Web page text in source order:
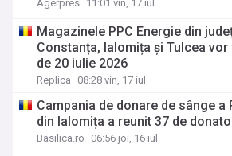
Agerpres 11:01 vin, 17 iul
Magazinele PPC Energie din
Constanța, Ialomița și Tulcea
de 20 iulie 2026
Replica 08:28 vin, 17 iul
Campania de donare de sânge a
din Ialomița a reunit 37 de
Basilica.ro 06:56 joi, 16 iul